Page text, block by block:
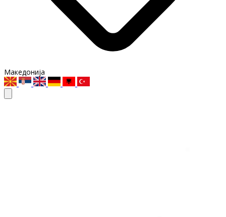
Македонија